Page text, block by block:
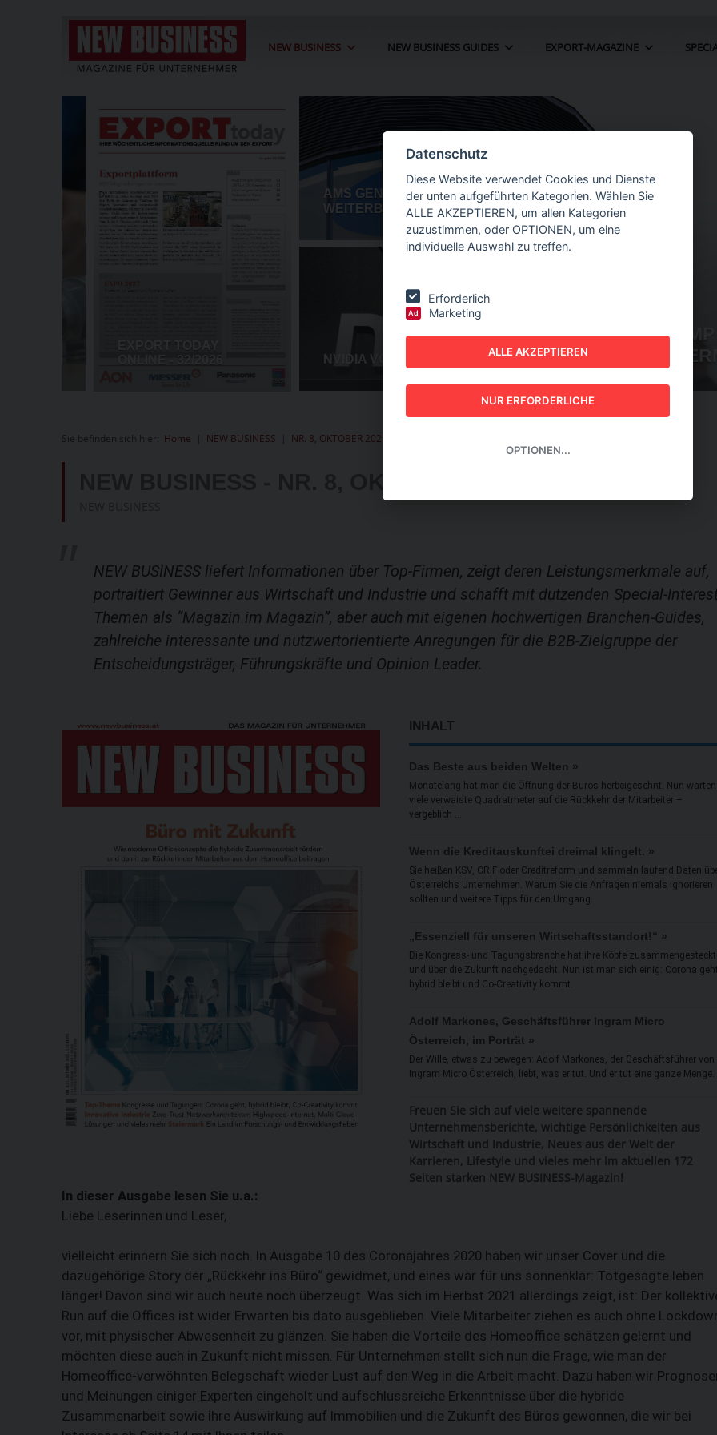
NEW BUSINESS NEW BUSINESS GUIDES EXPORT-MAGAZINE
TRUMP WILL USA ZU "MINERALIEN-
SUPERMACHT" MACHEN
GUIDES - AUTOMATION
GUIDE 2026
Sie befinden sich hier: Home NEW BUSINESS NR. 8, OKTOBER 2021
NEW BUSINESS liefert Informationen über Top-Firmen, zeigt deren Leistungsmerkmale auf,
portraitiert Gewinner aus Wirtschaft und Industrie und schafft mit dutzenden Special-
Themen als “Magazin im Magazin”, aber auch mit eigenen hochwertigen Branchen-Guides,
zahlreiche interessante und nutzwertorientierte Anregungen für die B2B-Zielgruppe der
Entscheidungsträger, Führungskräfte und Opinion Leader.
INHALT
Das Beste aus beiden Welten »
Monatelang hat man die Öffnung der Büros herbeigesehnt. Nun warten
viele verwaiste Quadratmeter auf die Rückkehr der Mitarbeiter –
vergeblich ...
Wenn die Kreditauskunftei dreimal klingelt. »
Sie heißen KSV, CRIF oder Creditreform und sammeln laufend Daten
Österreichs Unternehmen. Warum Sie die Anfragen niemals ignorieren
sollten und weitere Tipps für den Umgang.
„Essenziell für unseren Wirtschaftsstandort!“ »
Die Kongress- und Tagungsbranche hat ihre Köpfe zusammengesteckt
und über die Zukunft nachgedacht. Nun ist man sich einig: Corona geht,
hybrid bleibt und Co-Creativity kommt.
Adolf Markones, Geschäftsführer Ingram Micro
Österreich, im Porträt »
Der Wille, etwas zu bewegen: Adolf Markones, der Geschäftsführer von
Ingram Micro Österreich, liebt, was er tut. Und er tut eine ganze Menge.
Freuen Sie sich auf viele weitere spannende
Unternehmensberichte, wichtige Persönlichkeiten aus
Wirtschaft und Industrie, Neues aus der Welt der
Karrieren, Lifestyle und vieles mehr im aktuellen 172
Seiten starken NEW BUSINESS-Magazin!
In dieser Ausgabe lesen Sie u.a.:
Liebe Leserinnen und Leser,
vielleicht erinnern Sie sich noch. In Ausgabe 10 des Coronajahres 2020 haben wir unser Cover und die
dazugehörige Story der „Rückkehr ins Büro“ gewidmet, und eines war für uns sonnenklar: Totgesagte leben
länger! Davon sind wir auch heute noch überzeugt. Was sich im Herbst 2021 allerdings zeigt, ist: Der
Run auf die Offices ist wider Erwarten bis dato ausgeblieben. Viele Mitarbeiter ziehen es auch ohne
vor, mit physischer Abwesenheit zu glänzen. Sie haben die Vorteile des Homeoffice schätzen gelernt und
möchten diese auch in Zukunft nicht missen. Für Unternehmen stellt sich nun die Frage, wie man der
Homeoffice-verwöhnten Belegschaft wieder Lust auf den Weg in die Arbeit macht. Dazu haben wir
und Meinungen einiger Experten eingeholt und aufschlussreiche Erkenntnisse über die hybride
Zusammenarbeit sowie ihre Auswirkung auf Immobilien und die Zukunft des Büros gewonnen, die wir bei
SUCHEN
Datenschutz
Diese Website verwendet Cookies und Dienste
der unten aufgeführten Kategorien. Wählen Sie
ALLE AKZEPTIEREN, um allen Kategorien
zuzustimmen, oder OPTIONEN, um eine
individuelle Auswahl zu treffen.
Erforderlich
Ad Marketing
ALLE AKZEPTIEREN
NUR ERFORDERLICHE
OPTIONEN...